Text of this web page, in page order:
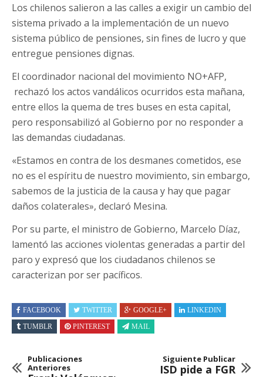
Los chilenos salieron a las calles a exigir un cambio del
sistema privado a la implementación de un nuevo
sistema público de pensiones, sin fines de lucro y que
entregue pensiones dignas.
El coordinador nacional del movimiento NO+AFP,
rechazó los actos vandálicos ocurridos esta mañana,
entre ellos la quema de tres buses en esta capital,
pero responsabilizó al Gobierno por no responder a
las demandas ciudadanas.
«Estamos en contra de los desmanes cometidos, ese
no es el espíritu de nuestro movimiento, sin embargo,
sabemos de la justicia de la causa y hay que pagar
daños colaterales», declaró Mesina.
Por su parte, el ministro de Gobierno, Marcelo Díaz,
lamentó las acciones violentas generadas a partir del
paro y expresó que los ciudadanos chilenos se
caracterizan por ser pacíficos.
FACEBOOK TWITTER GOOGLE+
LINKEDIN
TUMBLR
PINTEREST MAIL
Publicaciones
Anteriores
Siguiente Publicar
ISD pide a FGR